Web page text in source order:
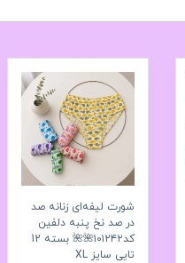
شورت لیفه‌ای زنانه صد
در صد نخ پنبه دلفین
کد۱۰۱۲۴۲🌺🌺 بسته 12
تایی سایز XL